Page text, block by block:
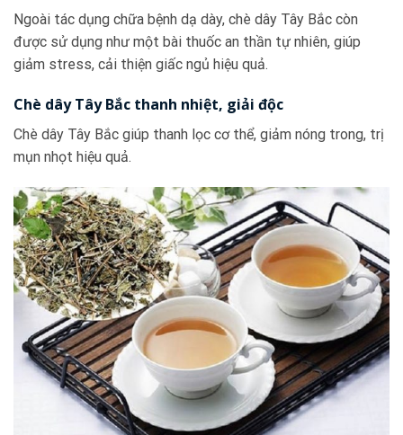
Ngoài tác dụng chữa bệnh dạ dày, chè dây Tây Bắc còn
được sử dụng như một bài thuốc an thần tự nhiên, giúp
giảm stress, cải thiện giấc ngủ hiệu quả.
Chè dây Tây Bắc thanh nhiệt, giải độc
Chè dây Tây Bắc giúp thanh lọc cơ thể, giảm nóng trong, trị
mụn nhọt hiệu quả.